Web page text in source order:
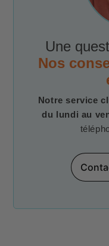
Une
Nos
Notre service
du lundi au